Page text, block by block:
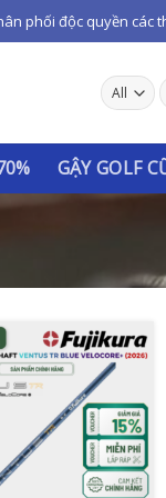
phối độc quyền các
GẬY GOLF